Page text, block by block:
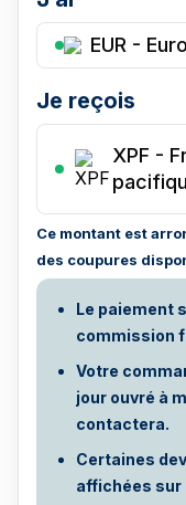
EUR -
Je reçois
XPF -
Ce montant est
des coupures
Le paiement
commission
Votre
jour ouvré à
contactera.
Certaines
affichées sur